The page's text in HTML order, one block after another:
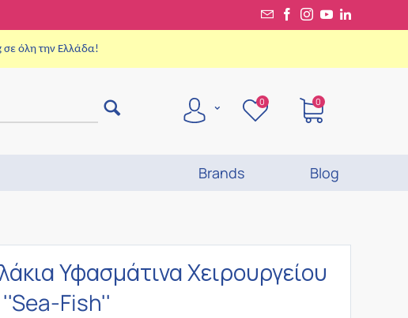
σε όλη την Ελλάδα!
0 0
Brands Blog
Υφασμάτινα Χειρουργείου
Fish''